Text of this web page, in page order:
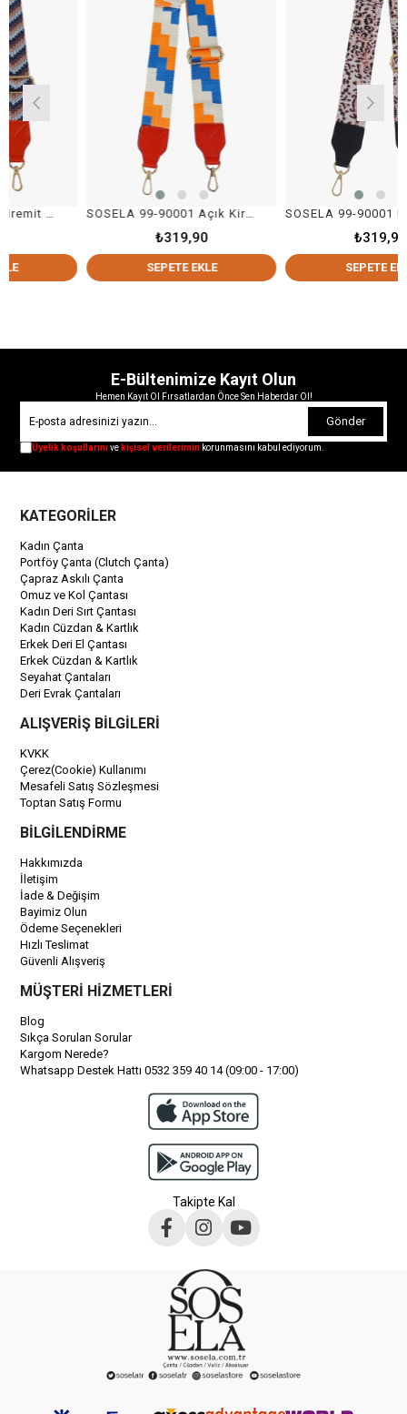
SOSELA 99-90001 Kiremit Kolon Askı Çanta Aksesuarı SOSELA 99-90001 Açık Kiremit Kolon Askı Çanta Aksesuarı
₺319,90
SEPETE EKLE
₺319,90
SEPETE EKLE
E-Bültenimize Kayıt Olun
Hemen Kayıt Ol Fırsatlardan Önce Sen Haberdar Ol!
Gönder
Üyelik koşullarınıve kişisel verilerimin korunmasını kabul ediyorum.
KATEGORİLER
Kadın Çanta
Portföy Çanta (Clutch Çanta)
Çapraz Askılı Çanta
Omuz ve Kol Çantası
Kadın Deri Sırt Çantası
Kadın Cüzdan & Kartlık
Erkek Deri El Çantası
Erkek Cüzdan & Kartlık
Seyahat Çantaları
Deri Evrak Çantaları
ALIŞVERİŞ BİLGİLERİ
KVKK
Çerez(Cookie) Kullanımı
Mesafeli Satış Sözleşmesi
Toptan Satış Formu
BİLGİLENDİRME
Hakkımızda
İletişim
İade & Değişim
Bayimiz Olun
Ödeme Seçenekleri
Hızlı Teslimat
Güvenli Alışveriş
MÜŞTERİ HİZMETLERİ
Blog
Sıkça Sorulan Sorular
Kargom Nerede?
Whatsapp Destek Hattı 0532 359 40 14 (09:00 - 17:00)
Takipte Kal